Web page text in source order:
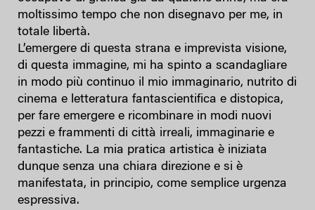
moltissimo tempo che non disegnavo per me, in
totale libertà.
L’emergere di questa strana e imprevista visione,
di questa immagine, mi ha spinto a scandagliare
in modo più continuo il mio immaginario, nutrito di
cinema e letteratura fantascientifica e distopica,
per fare emergere e ricombinare in modi nuovi
pezzi e frammenti di città irreali, immaginarie e
fantastiche. La mia pratica artistica è iniziata
dunque senza una chiara direzione e si è
manifestata, in principio, come semplice urgenza
espressiva.